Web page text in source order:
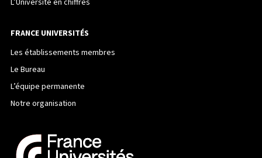
L’Université en chiffres
FRANCE UNIVERSITÉS
Les établissements membres
Le Bureau
L’équipe permanente
Notre organisation